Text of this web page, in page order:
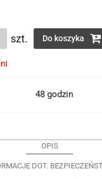
szt. Do koszyka
48 godzin
OPIS
DOT.